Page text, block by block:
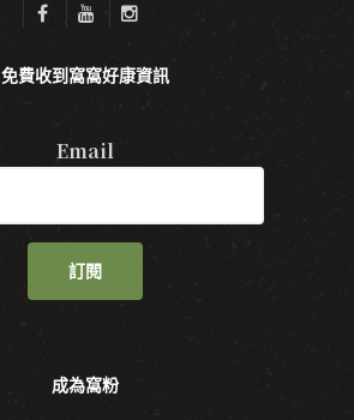
免費收到窩窩好康資訊
Email
訂閱
成為窩粉